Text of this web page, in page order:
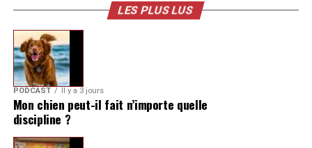
LES PLUS LUS
PODCAST Il y a 3 jours
Mon chien peut-il fait n’importe quelle
discipline ?